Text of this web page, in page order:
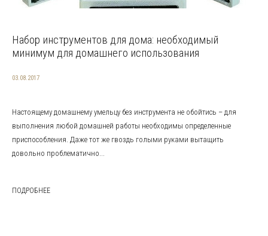
Набор инструментов для дома: необходимый
минимум для домашнего использования
03.08.2017
Настоящему домашнему умельцу без инструмента не обойтись – для
выполнения любой домашней работы необходимы определенные
приспособления. Даже тот же гвоздь голыми руками вытащить
довольно проблематично...
ПОДРОБНЕЕ